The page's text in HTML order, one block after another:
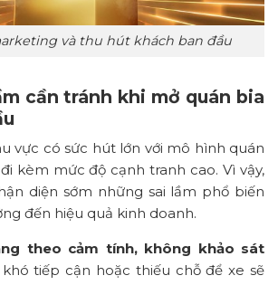
và thu hút khách ban đầu
cần tránh khi mở quán bia
vực có sức hút lớn với mô hình quán
kèm mức độ cạnh tranh cao. Vì vậy,
diện sớm những sai lầm phổ biến
đến hiệu quả kinh doanh.
theo cảm tính, không khảo sát
tiếp cận hoặc thiếu chỗ để xe sẽ